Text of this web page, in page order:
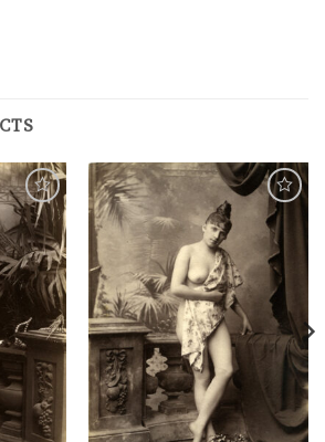
Ajouter
à la
liste de
souhaits
Ajouter
à la
liste de
souhaits